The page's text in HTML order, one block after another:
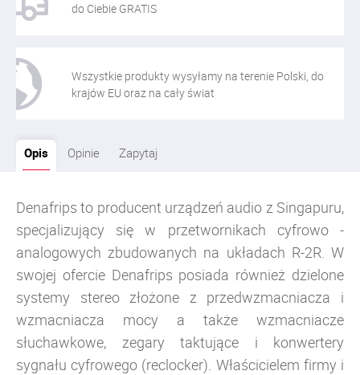
do Ciebie GRATIS
Wszystkie produkty wysyłamy na terenie Polski, do
krajów EU oraz na cały świat
Opis Opinie Zapytaj
Denafrips to producent urządzeń audio z Singapuru,
specjalizujący się w przetwornikach cyfrowo -
analogowych zbudowanych na układach R-2R. W
swojej ofercie Denafrips posiada również dzielone
systemy stereo złożone z przedwzmacniacza i
wzmacniacza mocy a także wzmacniacze
słuchawkowe, zegary taktujące i konwertery
sygnału cyfrowego (reclocker). Właścicielem firmy i